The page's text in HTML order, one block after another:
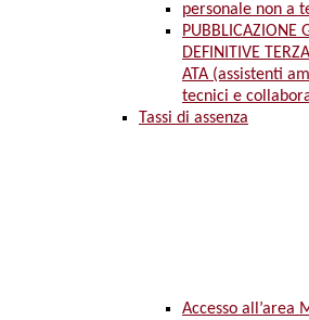
personale non a
PUBBLICAZIONE
DEFINITIVE
ATA (assistenti
tecnici e
Tassi di assenza
Accesso all’area